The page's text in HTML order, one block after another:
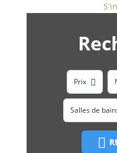
Prix
Salles de